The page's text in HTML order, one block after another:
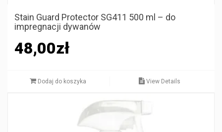
Stain Guard Protector SG411 500 ml – do
impregnacji dywanów
48,00zł
Dodaj do koszyka View Details